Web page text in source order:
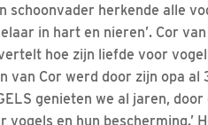
schoonvader herkende alle
in hart en nieren’. Cor
hoe zijn liefde voor
van Cor werd door zijn opa al
genieten we al jaren,
vogels en hun bescherming.’